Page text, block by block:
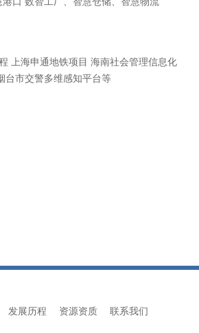
上海申通地铁项目 海南社会管理信息化
台市交警多维感知平台等
发展历程 资源资质 联系我们